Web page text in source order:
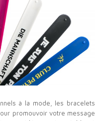
à la mode, les bracelets
promouvoir votre message